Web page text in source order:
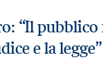
“Il
e la legge”